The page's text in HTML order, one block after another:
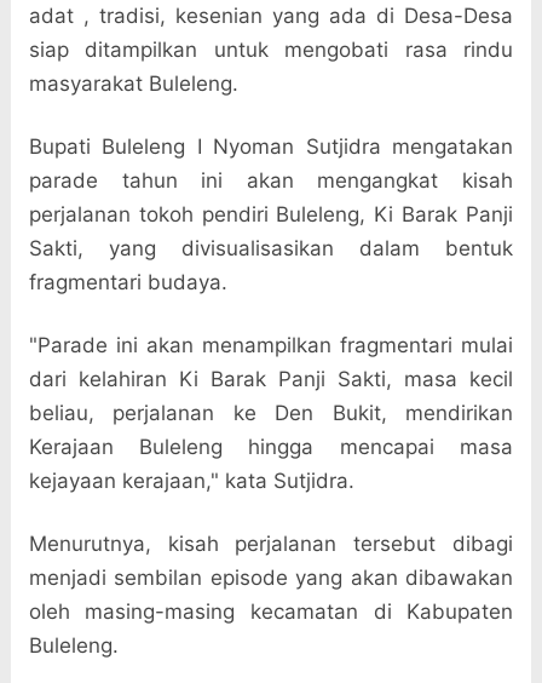
adat , tradisi, kesenian yang ada di Desa-Desa
siap ditampilkan untuk mengobati rasa rindu
masyarakat Buleleng.
Bupati Buleleng I Nyoman Sutjidra mengatakan
parade tahun ini akan mengangkat kisah
perjalanan tokoh pendiri Buleleng, Ki Barak Panji
Sakti, yang divisualisasikan dalam bentuk
fragmentari budaya.
"Parade ini akan menampilkan fragmentari mulai
dari kelahiran Ki Barak Panji Sakti, masa kecil
beliau, perjalanan ke Den Bukit, mendirikan
Kerajaan Buleleng hingga mencapai masa
kejayaan kerajaan," kata Sutjidra.
Menurutnya, kisah perjalanan tersebut dibagi
menjadi sembilan episode yang akan dibawakan
oleh masing-masing kecamatan di Kabupaten
Buleleng.